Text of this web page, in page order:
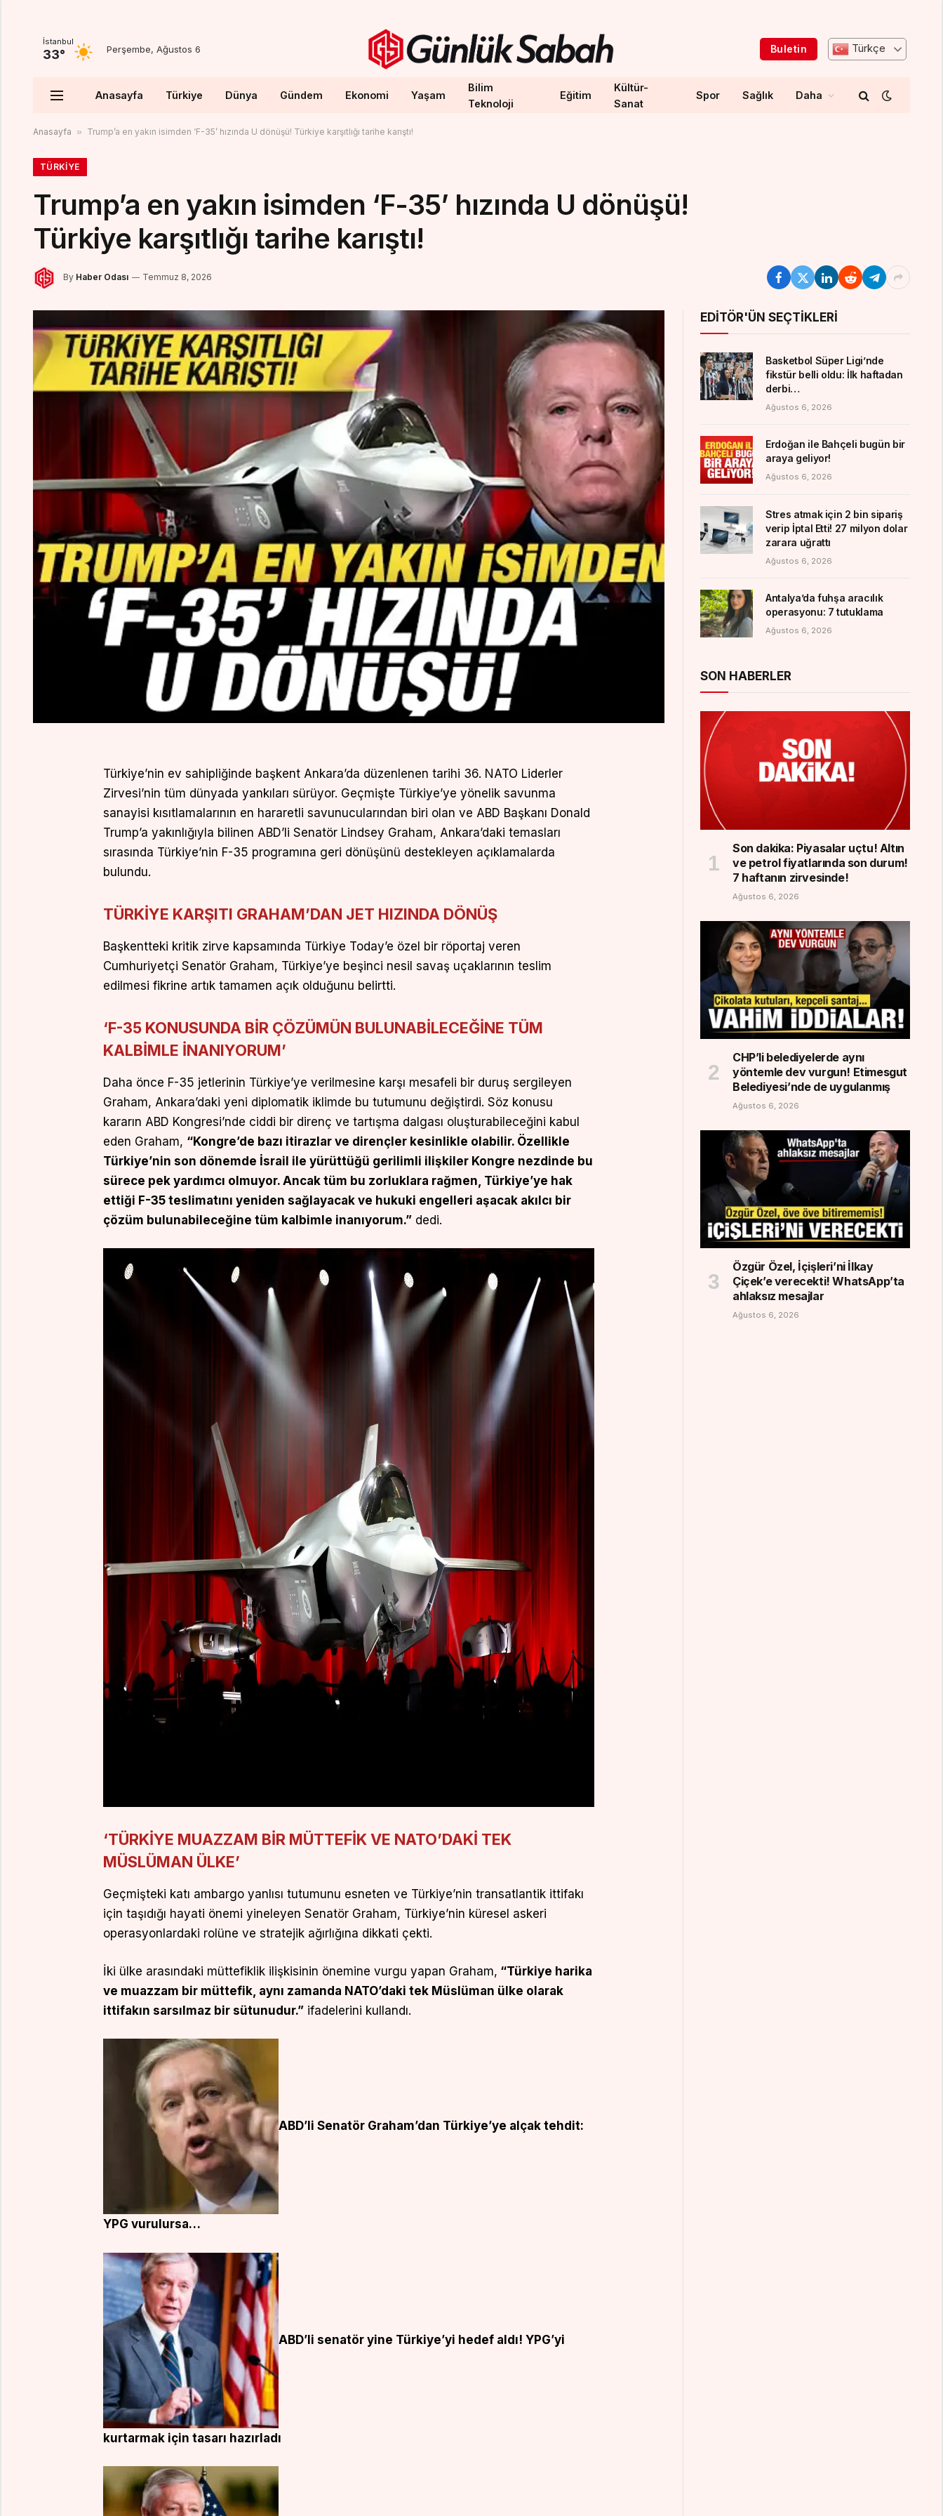
İstanbul
33° Perşembe, Ağustos 6 Buletin Türkçe
Anasayfa Türkiye Dünya Gündem Ekonomi Yaşam
Bilim
Teknoloji
Eğitim
Kültür-
Sanat
Spor Sağlık Daha
Anasayfa » Trump’a en yakın isimden ‘F-35’ hızında U dönüşü! Türkiye karşıtlığı tarihe karıştı!
TÜRKIYE
Trump’a en yakın isimden ‘F-35’ hızında U dönüşü!
Türkiye karşıtlığı tarihe karıştı!
By Haber Odası Temmuz 8, 2026
Türkiye’nin ev sahipliğinde başkent Ankara’da düzenlenen tarihi 36. NATO Liderler
Zirvesi’nin tüm dünyada yankıları sürüyor. Geçmişte Türkiye’ye yönelik savunma
sanayisi kısıtlamalarının en hararetli savunucularından biri olan ve ABD Başkanı Donald
Trump’a yakınlığıyla bilinen ABD’li Senatör Lindsey Graham, Ankara’daki temasları
sırasında Türkiye’nin F-35 programına geri dönüşünü destekleyen açıklamalarda
bulundu.
TÜRKİYE KARŞITI GRAHAM’DAN JET HIZINDA DÖNÜŞ
Başkentteki kritik zirve kapsamında Türkiye Today’e özel bir röportaj veren
Cumhuriyetçi Senatör Graham, Türkiye’ye beşinci nesil savaş uçaklarının teslim
edilmesi fikrine artık tamamen açık olduğunu belirtti.
‘F-35 KONUSUNDA BİR ÇÖZÜMÜN BULUNABİLECEĞİNE TÜM
KALBİMLE İNANIYORUM’
Daha önce F-35 jetlerinin Türkiye’ye verilmesine karşı mesafeli bir duruş sergileyen
Graham, Ankara’daki yeni diplomatik iklimde bu tutumunu değiştirdi. Söz konusu
kararın ABD Kongresi’nde ciddi bir direnç ve tartışma dalgası oluşturabileceğini kabul
eden Graham, “Kongre’de bazı itirazlar ve dirençler kesinlikle olabilir. Özellikle
Türkiye’nin son dönemde İsrail ile yürüttüğü gerilimli ilişkiler Kongre nezdinde bu
sürece pek yardımcı olmuyor. Ancak tüm bu zorluklara rağmen, Türkiye’ye hak
ettiği F-35 teslimatını yeniden sağlayacak ve hukuki engelleri aşacak akılcı bir
çözüm bulunabileceğine tüm kalbimle inanıyorum.”dedi.
‘TÜRKİYE MUAZZAM BİR MÜTTEFİK VE NATO’DAKİ TEK
MÜSLÜMAN ÜLKE’
Geçmişteki katı ambargo yanlısı tutumunu esneten ve Türkiye’nin transatlantik ittifakı
için taşıdığı hayati önemi yineleyen Senatör Graham, Türkiye’nin küresel askeri
operasyonlardaki rolüne ve stratejik ağırlığına dikkati çekti.
İki ülke arasındaki müttefiklik ilişkisinin önemine vurgu yapan Graham, “Türkiye harika
ve muazzam bir müttefik, aynı zamanda NATO’daki tek Müslüman ülke olarak
ittifakın sarsılmaz bir sütunudur.”ifadelerini kullandı.
ABD’li Senatör Graham’dan Türkiye’ye alçak tehdit:
YPG vurulursa…
ABD’li senatör yine Türkiye’yi hedef aldı! YPG’yi
kurtarmak için tasarı hazırladı
EDITÖR'ÜN SEÇTIKLERI
Basketbol Süper Ligi’nde
fikstür belli oldu: İlk haftadan
derbi…
Ağustos 6, 2026
Erdoğan ile Bahçeli bugün bir
araya geliyor!
Ağustos 6, 2026
Stres atmak için 2 bin sipariş
verip İptal Etti! 27 milyon dolar
zarara uğrattı
Ağustos 6, 2026
Antalya’da fuhşa aracılık
operasyonu: 7 tutuklama
Ağustos 6, 2026
SON HABERLER
Son dakika: Piyasalar uçtu! Altın
ve petrol fiyatlarında son durum!
7 haftanın zirvesinde!
Ağustos 6, 2026
CHP’li belediyelerde aynı
yöntemle dev vurgun! Etimesgut
Belediyesi’nde de uygulanmış
Ağustos 6, 2026
Özgür Özel, İçişleri’ni İlkay
Çiçek’e verecekti! WhatsApp’ta
ahlaksız mesajlar
Ağustos 6, 2026